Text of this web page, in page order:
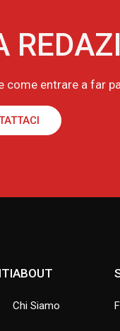
entrare a far
ABOUT
Chi Siamo